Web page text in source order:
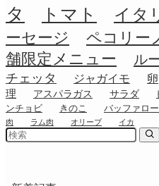
タ
トマト イタ
ーセージ
ペコリー
舗限定メニュー
ル
チェッタ
ジャガイモ 卵
理
アスパラガス サラダ
ンチョビ
きのこ バッファロ
肉
ラム肉 オリーブ イカ